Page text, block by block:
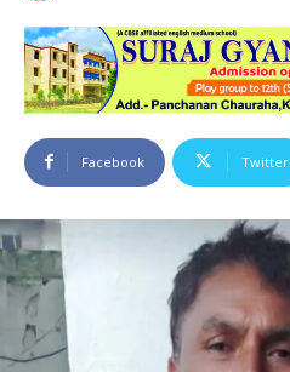
Facebook Twitter